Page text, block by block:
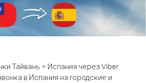
Тайвань > Испания через Viber
в Испания на городские и